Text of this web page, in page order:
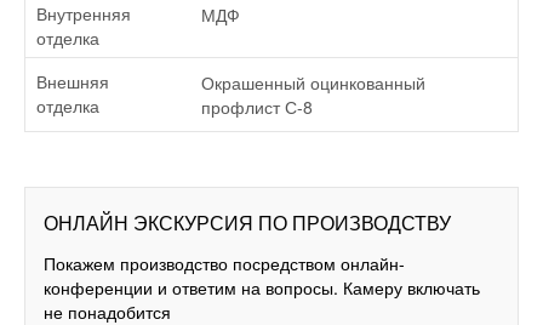
Внутренняя
отделка
МДФ
Внешняя
отделка
Окрашенный оцинкованный
профлист С-8
ОНЛАЙН ЭКСКУРСИЯ ПО ПРОИЗВОДСТВУ
Покажем производство посредством онлайн-
конференции и ответим на вопросы. Камеру включать
не понадобится